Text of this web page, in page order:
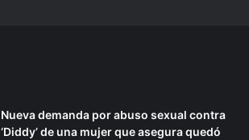
Nueva demanda por abuso sexual contra
‘Diddy’ de una mujer que asegura quedó